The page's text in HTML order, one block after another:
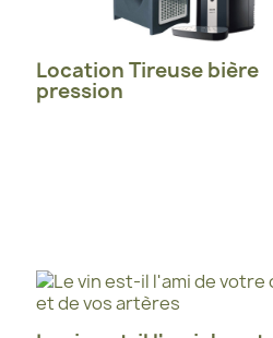
Location Tireuse bière
pression